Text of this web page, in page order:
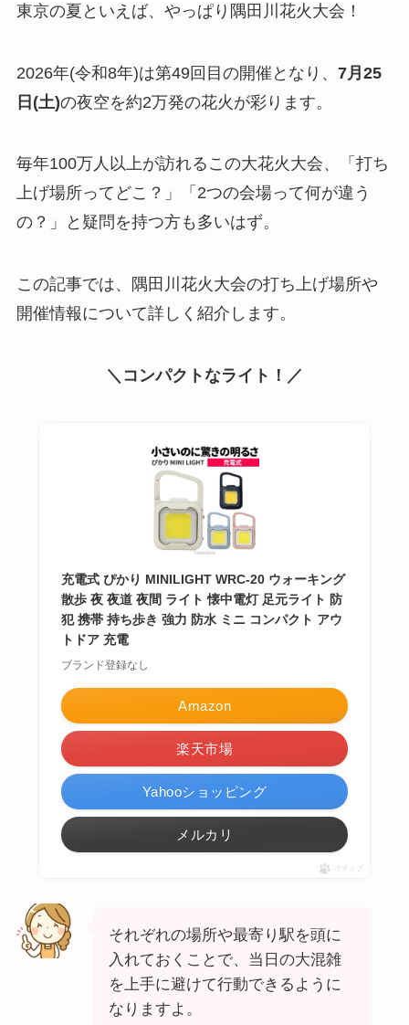
東京の夏といえば、やっぱり隅田川花火大会！
2026年(令和8年)は第49回目の開催となり、 7月25
日(土)の夜空を約2万発の花火が彩ります。
毎年100万人以上が訪れるこの大花火大会、「打ち
上げ場所ってどこ？」「2つの会場って何が違う
の？」と疑問を持つ方も多いはず。
この記事では、隅田川花火大会の打ち上げ場所や
開催情報について詳しく紹介します。
＼コンパクトなライト！／
充電式 ぴかり MINILIGHT WRC-20 ウォーキング
散歩 夜 夜道 夜間 ライト 懐中電灯 足元ライト 防
犯 携帯 持ち歩き 強力 防水 ミニ コンパクト アウ
トドア 充電
ブランド登録なし
Amazon
楽天市場
Yahooショッピング
メルカリ
ポチップ
それぞれの場所や最寄り駅を頭に
入れておくことで、当日の大混雑
を上手に避けて行動できるように
なりますよ。